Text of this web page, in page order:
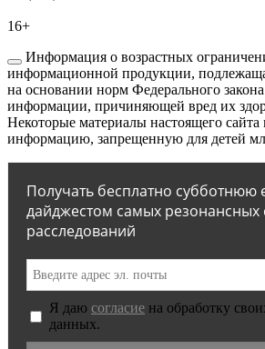
16+
Информация о возрастных
информационной продукции,
на основании норм Федерального
информации, причиняющей вред их
Некоторые материалы настоящего сайта
информацию, запрещенную для детей
Получать бесплатно субботнюю
дайджестом самых резонансных
расследований
Я даю согласие на обработку
данных.